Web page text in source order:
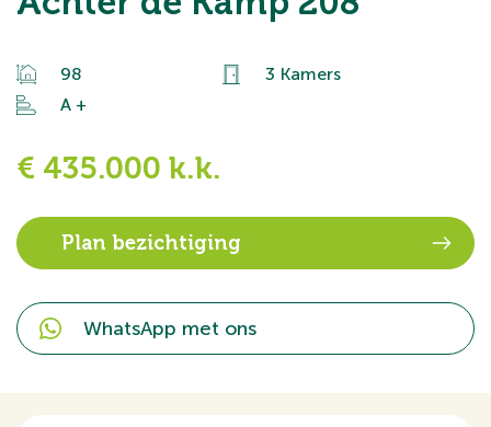
98
3 Kamers
A +
€ 435.000 k.k.
Plan bezichtiging
WhatsApp met ons